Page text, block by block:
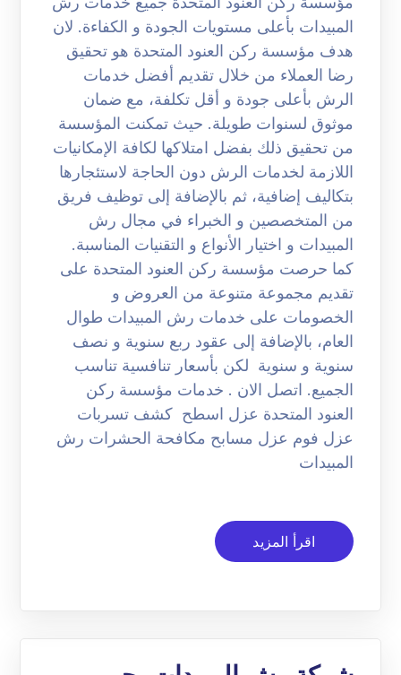
المبيدات بأعلى مستويات الجودة و الكفاءة. لان
هدف مؤسسة ركن العنود المتحدة هو تحقيق
رضا العملاء من خلال تقديم أفضل خدمات
الرش بأعلى جودة و أقل تكلفة، مع ضمان
موثوق لسنوات طويلة. حيث تمكنت المؤسسة
من تحقيق ذلك بفضل امتلاكها لكافة الإمكانيات
اللازمة لخدمات الرش دون الحاجة لاستئجارها
بتكاليف إضافية، ثم بالإضافة إلى توظيف فريق
من المتخصصين و الخبراء في مجال رش
المبيدات و اختيار الأنواع و التقنيات المناسبة.
كما حرصت مؤسسة ركن العنود المتحدة على
تقديم مجموعة متنوعة من العروض و
الخصومات على خدمات رش المبيدات طوال
العام، بالإضافة إلى عقود ربع سنوية و نصف
سنوية و سنوية لكن بأسعار تنافسية تناسب
الجميع. اتصل الان . خدمات مؤسسة ركن
العنود المتحدة عزل اسطح كشف تسربات
عزل فوم عزل مسابح مكافحة الحشرات رش
المبيدات
اقرأ المزيد